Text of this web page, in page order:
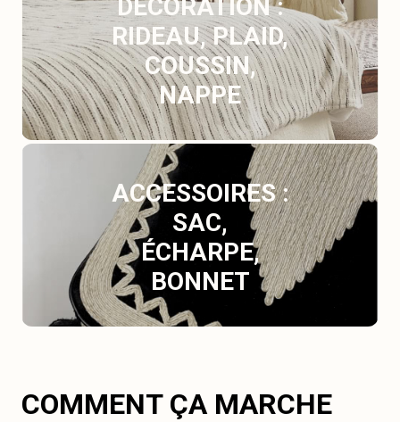
DÉCORATION :
RIDEAU, PLAID,
COUSSIN,
NAPPE
ACCESSOIRES :
SAC,
ÉCHARPE,
BONNET
COMMENT ÇA MARCHE